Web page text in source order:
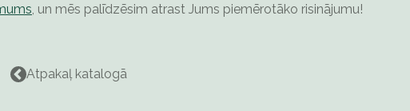
, un mēs palīdzēsim atrast Jums piemērotāko risinājumu!
Atpakaļ katalogā